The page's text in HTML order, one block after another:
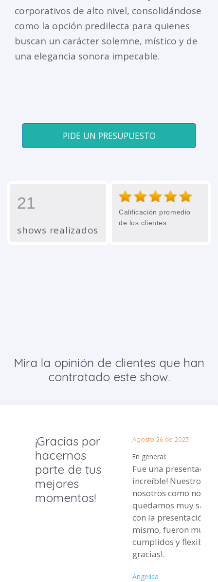
corporativos de alto nivel, consolidándose
como la opción predilecta para quienes
buscan un carácter solemne, místico y de
una elegancia sonora impecable.
PIDE UN PRESUPUESTO
21
shows realizados
Calificación promedio
de los clientes
Mira la opinión de clientes que han
contratado este show.
¡Gracias por
hacernos
parte de tus
mejores
momentos!
Agosto 26 de 2023
En general:
Fue una presentación
increíble! Nuestros
nosotros como novios
quedamos muy
con la presentación.
mismo, fueron muy
cumplidos y
gracias!.
Angelica